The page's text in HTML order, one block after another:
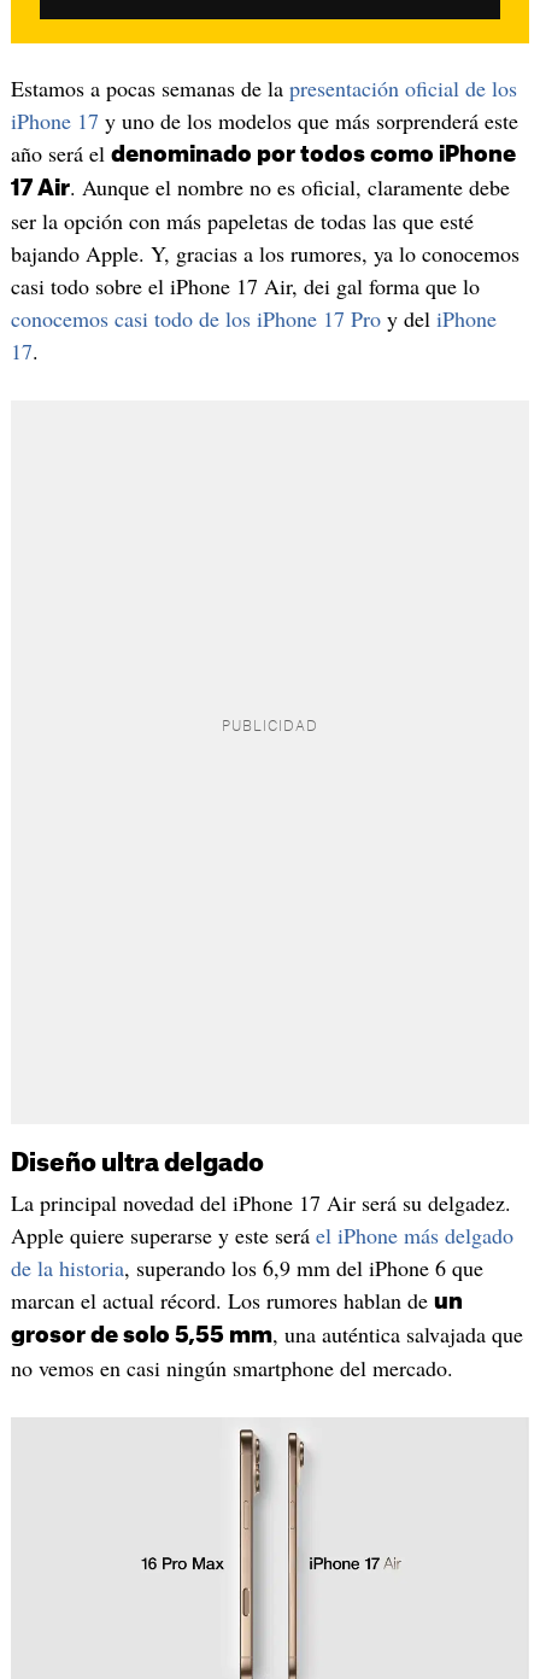
Estamos a pocas semanas de la presentación oficial de los
iPhone 17 y uno de los modelos que más sorprenderá este
año será el denominado por todos como iPhone
17 Air. Aunque el nombre no es oficial, claramente debe
ser la opción con más papeletas de todas las que esté
bajando Apple. Y, gracias a los rumores, ya lo conocemos
casi todo sobre el iPhone 17 Air, dei gal forma que lo
conocemos casi todo de los iPhone 17 Proy del iPhone
17.
Diseño ultra delgado
La principal novedad del iPhone 17 Air será su delgadez.
Apple quiere superarse y este será el iPhone más delgado
de la historia, superando los 6,9 mm del iPhone 6 que
marcan el actual récord. Los rumores hablan de un
grosor de solo 5,55 mm, una auténtica salvajada que
no vemos en casi ningún smartphone del mercado.